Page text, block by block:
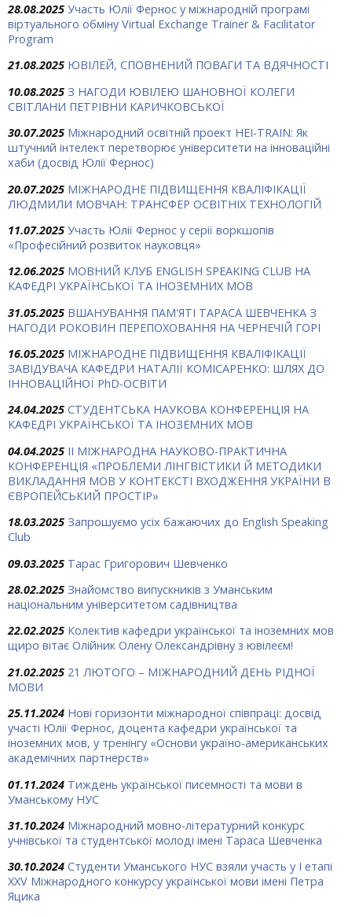
28.08.2025 Участь Юлії Фернос у міжнародній програмі
віртуального обміну Virtual Exchange Trainer & Facilitator
Program
21.08.2025 ЮВІЛЕЙ, СПОВНЕНИЙ ПОВАГИ ТА ВДЯЧНОСТІ
10.08.2025 З НАГОДИ ЮВІЛЕЮ ШАНОВНОЇ КОЛЕГИ
СВІТЛАНИ ПЕТРІВНИ КАРИЧКОВСЬКОЇ
30.07.2025 Міжнародний освітній проект HEI-TRAIN: Як
штучний інтелект перетворює університети на інноваційні
хаби (досвід Юлії Фернос)
20.07.2025 МІЖНАРОДНЕ ПІДВИЩЕННЯ КВАЛІФІКАЦІЇ
ЛЮДМИЛИ МОВЧАН: ТРАНСФЕР ОСВІТНІХ ТЕХНОЛОГІЙ
11.07.2025 Участь Юлії Фернос у серії воркшопів
«Професійний розвиток науковця»
12.06.2025 МОВНИЙ КЛУБ ENGLISH SPEAKING CLUB НА
КАФЕДРІ УКРАЇНСЬКОЇ ТА ІНОЗЕМНИХ МОВ
31.05.2025 ВШАНУВАННЯ ПАМ'ЯТІ ТАРАСА ШЕВЧЕНКА З
НАГОДИ РОКОВИН ПЕРЕПОХОВАННЯ НА ЧЕРНЕЧІЙ ГОРІ
16.05.2025 МІЖНАРОДНЕ ПІДВИЩЕННЯ КВАЛІФІКАЦІЇ
ЗАВІДУВАЧА КАФЕДРИ НАТАЛІЇ КОМІСАРЕНКО: ШЛЯХ ДО
ІННОВАЦІЙНОЇ PhD-ОСВІТИ
24.04.2025 СТУДЕНТСЬКА НАУКОВА КОНФЕРЕНЦІЯ НА
КАФЕДРІ УКРАЇНСЬКОЇ ТА ІНОЗЕМНИХ МОВ
04.04.2025 ІІ МІЖНАРОДНА НАУКОВО-ПРАКТИЧНА
КОНФЕРЕНЦІЯ «ПРОБЛЕМИ ЛІНГВІСТИКИ Й МЕТОДИКИ
ВИКЛАДАННЯ МОВ У КОНТЕКСТІ ВХОДЖЕННЯ УКРАЇНИ В
ЄВРОПЕЙСЬКИЙ ПРОСТІР»
18.03.2025 Запрошуємо усіх бажаючих до English Speaking
Club
09.03.2025 Тарас Григорович Шевченко
28.02.2025 Знайомство випускників з Уманським
національним університетом садівництва
22.02.2025 Колектив кафедри української та іноземних мов
щиро вітає Олійник Олену Олександрівну з ювілеєм!
21.02.2025 21 ЛЮТОГО – МІЖНАРОДНИЙ ДЕНЬ РІДНОЇ
МОВИ
25.11.2024 Нові горизонти міжнародної співпраці: досвід
участі Юлії Фернос, доцента кафедри української та
іноземних мов, у тренінгу «Основи україно-американських
академічних партнерств»
01.11.2024 Тиждень української писемності та мови в
Уманському НУС
31.10.2024 Міжнародний мовно-літературний конкурс
учнівської та студентської молоді імені Тараса Шевченка
30.10.2024 Студенти Уманського НУС взяли участь у І етапі
ХХV Міжнародного конкурсу української мови імені Петра
Яцика